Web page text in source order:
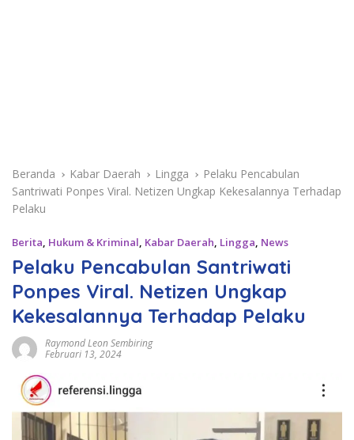
Beranda Kabar Daerah Lingga
Pelaku Pencabulan
Santriwati Ponpes Viral. Netizen Ungkap Kekesalannya Terhadap
Pelaku
Berita, Hukum & Kriminal, Kabar Daerah, Lingga, News
Pelaku Pencabulan Santriwati
Ponpes Viral. Netizen Ungkap
Kekesalannya Terhadap Pelaku
Raymond Leon Sembiring
Februari 13, 2024